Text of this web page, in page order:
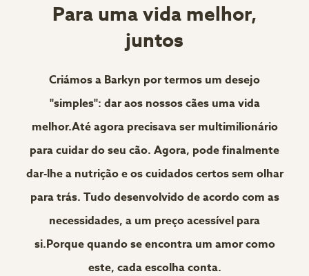
Para uma vida melhor,
juntos
Criámos a Barkyn por termos um desejo
"simples": dar aos nossos cães uma vida
melhor.Até agora precisava ser multimilionário
para cuidar do seu cão. Agora, pode finalmente
dar-lhe a nutrição e os cuidados certos sem olhar
para trás. Tudo desenvolvido de acordo com as
necessidades, a um preço acessível para
si.Porque quando se encontra um amor como
este, cada escolha conta.